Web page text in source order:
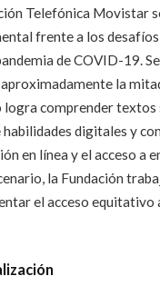
Telefónica Movistar
frente a los
de COVID-19.
la
comprender textos
habilidades digitales y
en línea y el acceso a
la Fundación
el acceso equitativo